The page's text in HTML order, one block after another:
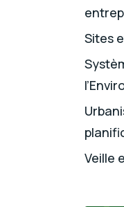
Sites
Veille